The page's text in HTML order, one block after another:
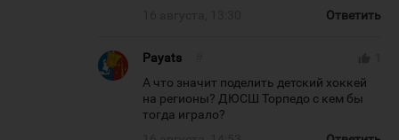
Ответить
Payats
А что значит поделить детский хоккей
на регионы? ДЮСШ Торпедо с кем бы
тогда играло?